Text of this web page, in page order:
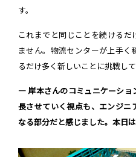
す。
これまでと同じことを続けるだ
ません。物流センターが上手く
るだけ多く新しいことに挑戦して
― 岸本さんのコミュニケーショ
長させていく視点も、エンジニ
なる部分だと感じました。本日